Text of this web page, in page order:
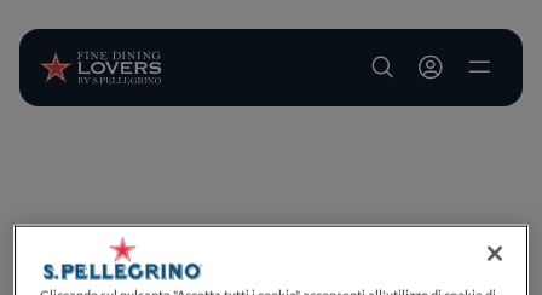
User account
TORNA A INIZIO PAGINA